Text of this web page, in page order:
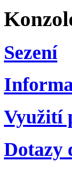
Sezení
Využití
Dotazy